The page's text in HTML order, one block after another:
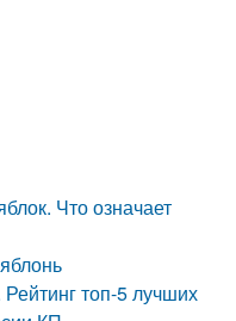
Что означает
топ-5 лучших